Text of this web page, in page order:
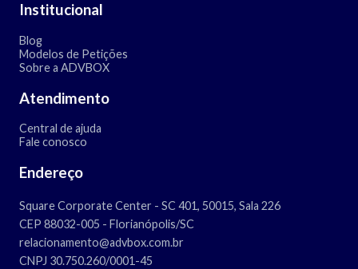
Institucional
Blog
Modelos de Petições
Sobre a ADVBOX
Atendimento
Central de ajuda
Fale conosco
Endereço
Square Corporate Center - SC 401, 50015, Sala 226
CEP 88032-005 - Florianópolis/SC
relacionamento@advbox.com.br
CNPJ 30.750.260/0001-45